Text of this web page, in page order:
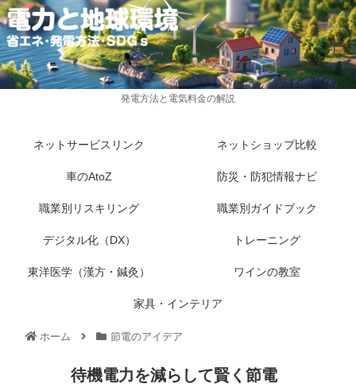
発電方法と電気料金の解説
ネットサービスリンク ネットショップ比較
車のAtoZ 防災・防犯情報ナビ
職業別リスキリング 職業別ガイドブック
デジタル化（DX） トレーニング
東洋医学（漢方・鍼灸） ワインの教室
家具・インテリア
ホーム 節電のアイデア
待機電力を減らして賢く節電